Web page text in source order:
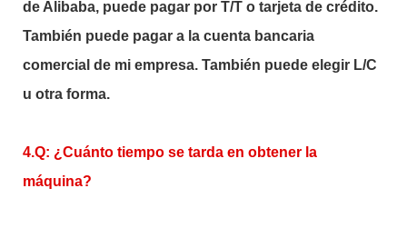
de Alibaba, puede pagar por T/T o tarjeta de crédito.
También puede pagar a la cuenta bancaria
comercial de mi empresa. También puede elegir L/C
u otra forma.
4.Q: ¿Cuánto tiempo se tarda en obtener la
máquina?